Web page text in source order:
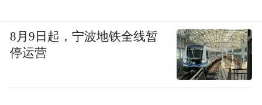
8月9日起，宁波地铁全线暂
停运营